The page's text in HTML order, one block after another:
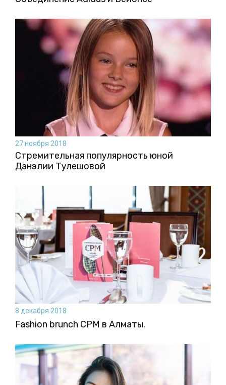
27 ноября 2018
Стремительная популярность юной
Данэлии Тулешовой
8 декабря 2018
Fashion brunch CPM в Алматы.